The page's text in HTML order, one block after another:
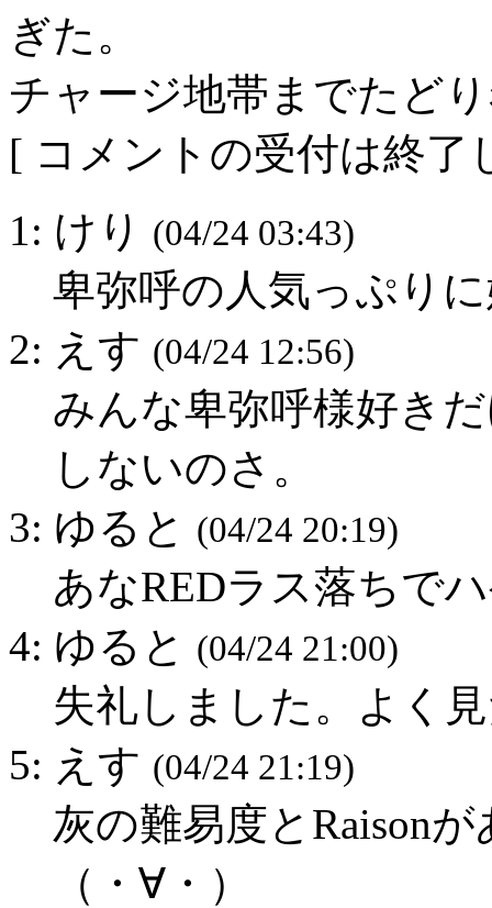
ぎた。
チャージ地帯までたど
[ コメントの受付は終了
1: けり
(04/24 03:43)
卑弥呼の人気っぷり
2: えす (04/24 12:56)
みんな卑弥呼様好き
しないのさ。
3: ゆると (04/24 20:19)
あなREDラス落ちで
4: ゆると (04/24 21:00)
失礼しました。よく
5: えす (04/24 21:19)
灰の難易度とRaison
（・∀・）